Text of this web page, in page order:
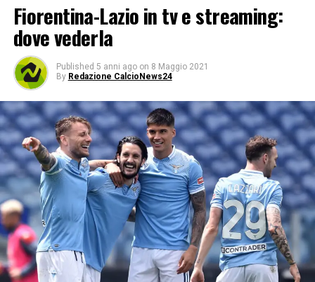
Fiorentina-Lazio in tv e streaming:
dove vederla
Published 5 anni ago on 8 Maggio 2021
By Redazione CalcioNews24